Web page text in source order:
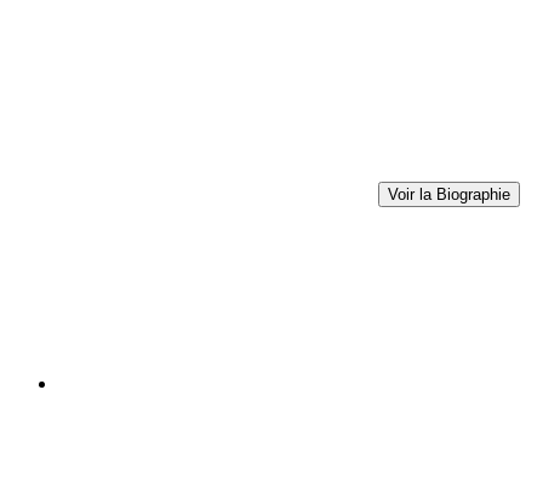
Voir la Biographie